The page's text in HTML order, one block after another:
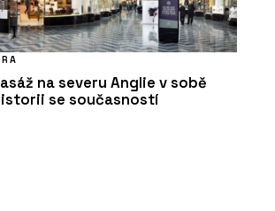
na severu Anglie v sobě
se současností